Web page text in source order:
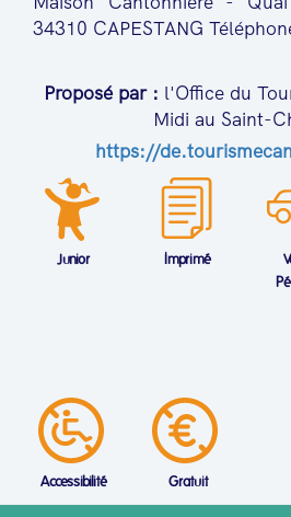
34310 CAPESTANG
Proposé par : l'Office du
Midi au Saint-
https://
Junior Imprimé
Accessibilité Gratuit